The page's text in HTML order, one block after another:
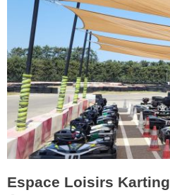
Espace Loisirs Karting